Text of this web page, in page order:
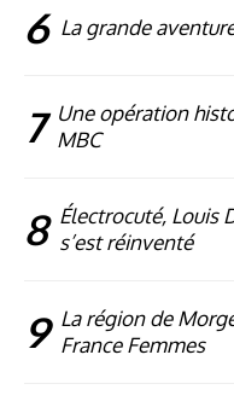
6 La grande
7 Une opération
MBC
8 Électrocuté, Louis
s’est réinventé
9 La région de
France Femmes